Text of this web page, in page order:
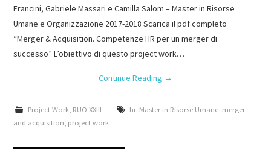
Francini, Gabriele Massari e Camilla Salom – Master in Risorse
Umane e Organizzazione 2017-2018 Scarica il pdf completo
“Merger & Acquisition. Competenze HR per un merger di
successo” L’obiettivo di questo project work…
Continue Reading →
Project Work, RUO XXIII hr, Master in Risorse Umane, merger
and acquisition project work